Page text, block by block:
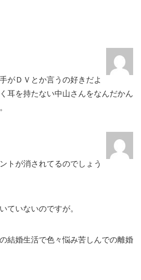
がＤＶとか言うの好きだよ
耳を持たない中山さんをなんだかん
トが消されてるのでしょう
ていないのですが。
結婚生活で色々悩み苦しんでの離婚